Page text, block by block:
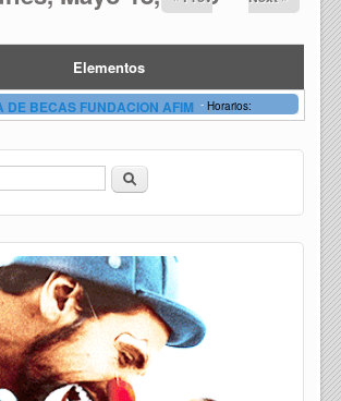
Elementos
DE BECAS FUNDACION AFIM - Horarios:
de búsqueda
Buscar